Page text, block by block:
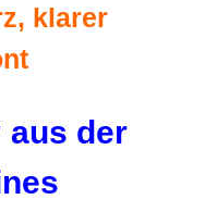
klarer
aus der